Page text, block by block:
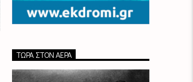
ΤΏΡΑ ΣΤΟΝ ΑΈΡΑ